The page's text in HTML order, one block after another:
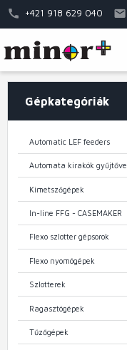
tartalomra
+421 918 629 040
navigáció
Gépkategóriák
Automatic LEF feeders
Automata kirakók gyűjtővel
Kimetszőgépek
In-line FFG - CASEMAKER
Flexo szlotter gépsorok
Flexo nyomógépek
Szlotterek
Ragasztógépek
Tűzőgépek